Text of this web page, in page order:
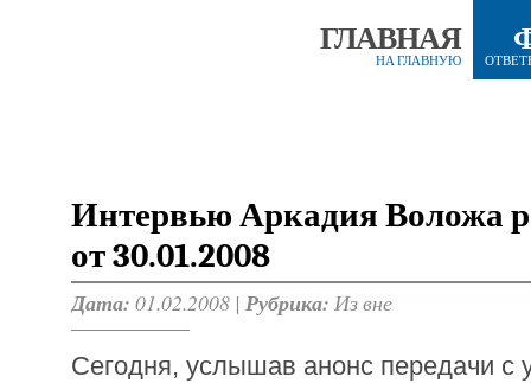
ГЛАВНАЯ
НА ГЛАВНУЮ
Интервью Аркадия Воложа
от 30.01.2008
Дата: 01.02.2008 | Рубрика: Из вне
Cегодня, услышав анонс передачи с